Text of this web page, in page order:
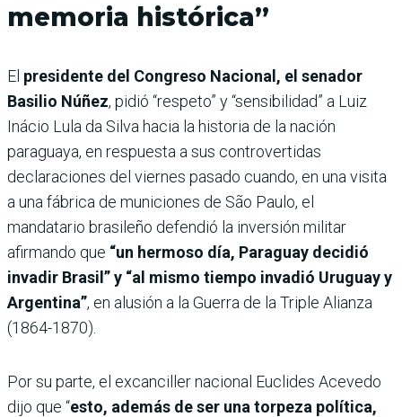
memoria histórica”
El presidente del Congreso Nacional, el senador
Basilio Núñez, pidió “respeto” y “sensibilidad” a Luiz
Inácio Lula da Silva hacia la historia de la nación
paraguaya, en respuesta a sus controvertidas
declaraciones del viernes pasado cuando, en una visita
a una fábrica de municiones de São Paulo, el
mandatario brasileño defendió la inversión militar
afirmando que “un hermoso día, Paraguay decidió
invadir Brasil” y “al mismo tiempo invadió Uruguay y
Argentina”, en alusión a la Guerra de la Triple Alianza
(1864-1870).
Por su parte, el excanciller nacional Euclides Acevedo
dijo que “esto, además de ser una torpeza política,